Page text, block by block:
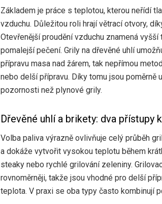
Základem je práce s teplotou, kterou neřídí
vzduchu. Důležitou roli hrají větrací otvory,
Otevřenější proudění vzduchu znamená
pomalejší pečení. Grily na dřevěné uhlí
přípravu masa nad žárem, tak nepřímou
nebo delší přípravu. Díky tomu jsou poměrně
pozornosti než plynové grily.
Dřevěné uhlí a brikety: dva přístupy
Volba paliva výrazně ovlivňuje celý průběh
a dokáže vytvořit vysokou teplotu během
steaky nebo rychlé grilování zeleniny.
rovnoměrněji, takže jsou vhodné pro delší
teplota. V praxi se oba typy často kombinují